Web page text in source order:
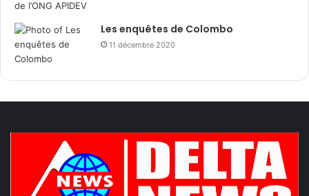
Les enquêtes de Colombo
11 décembre 2020